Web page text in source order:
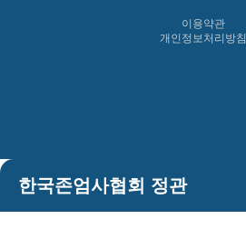
이용약관
개인정보처리방침
한국존엄사협회 정관